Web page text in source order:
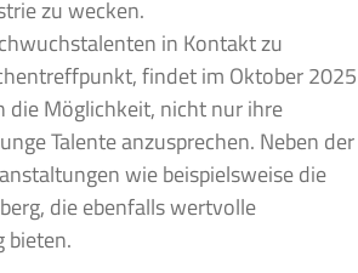
zu wecken.
in Kontakt zu
findet im Oktober 2025
die Möglichkeit, nicht nur ihre
Talente anzusprechen. Neben der
wie beispielsweise die
die ebenfalls wertvolle
bieten.